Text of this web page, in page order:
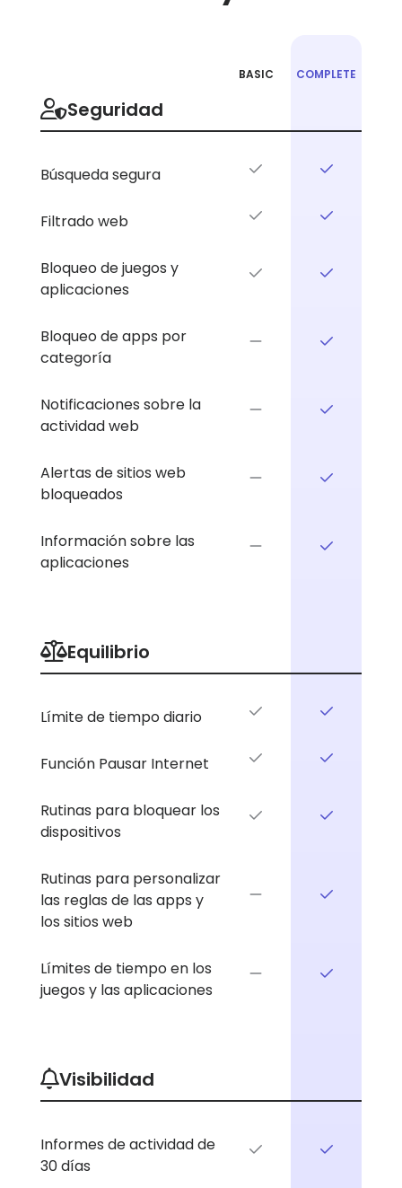
Plan
feature
BASIC COMPLETE
Choose
your
Seguridad
Búsqueda segura
Filtrado web
Bloqueo de juegos y
aplicaciones
Bloqueo de apps por
categoría
Notificaciones sobre la
actividad web
Alertas de sitios web
bloqueados
Información sobre las
aplicaciones
Equilibrio
Límite de tiempo diario
Función Pausar Internet
Rutinas para bloquear los
dispositivos
Rutinas para personalizar
las reglas de las apps y
los sitios web
Límites de tiempo en los
juegos y las aplicaciones
Visibilidad
Informes de actividad de
30 días